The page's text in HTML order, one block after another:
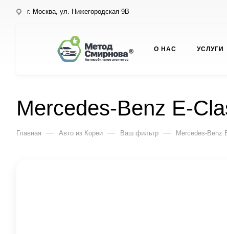
г. Москва, ул. Нижегородская 9В
О НАС УСЛУГИ
Mercedes-Benz E-
Главная — Авто из Кореи — Ваш фильтр — Mercedes-Benz